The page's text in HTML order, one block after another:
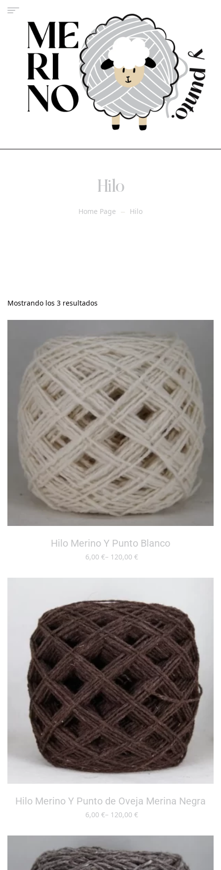
Hilo
Home Page Hilo
Mostrando los 3 resultados
Hilo Merino Y Punto Blanco
6,00 –120,00
Hilo Merino Y Punto de Oveja Merina Negra
6,00 –120,00